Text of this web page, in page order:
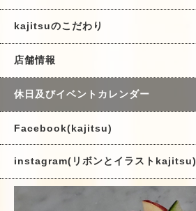
kajitsuのこだわり
店舗情報
休日及びイベントカレンダー
Facebook(kajitsu)
instagram(リボンとイラストkajitsu)